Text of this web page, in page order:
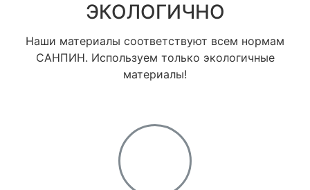
ЭКОЛОГИЧНО
Наши материалы соответствуют всем нормам
САНПИН. Используем только экологичные
материалы!